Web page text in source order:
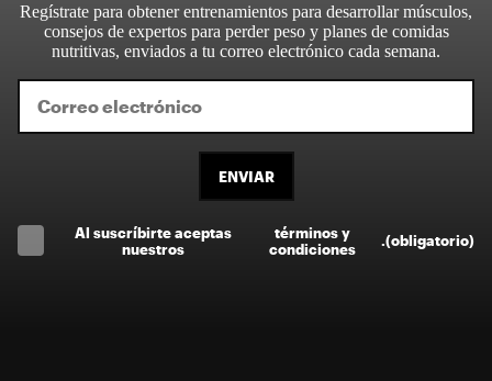
Regístrate para obtener entrenamientos para desarrollar músculos,
consejos de expertos para perder peso y planes de comidas
nutritivas, enviados a tu correo electrónico cada semana.
ENVIAR
Al suscríbirte aceptas
nuestros
términos y
condiciones
.(obligatorio)